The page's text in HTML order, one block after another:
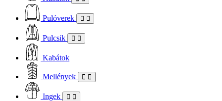
Pulóverek
Pulcsik
Kabátok
Mellények
Ingek